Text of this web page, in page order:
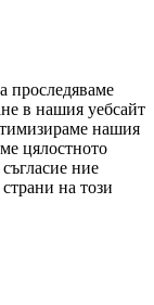
проследяваме
в нашия уебсайт
нашия
цялостното
ние
на този